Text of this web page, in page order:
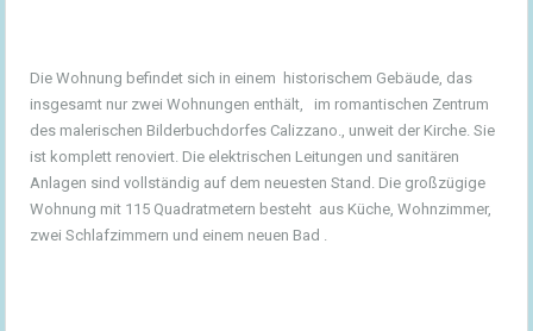
Die Wohnung befindet sich in einem historischem Gebäude, das
insgesamt nur zwei Wohnungen enthält, im romantischen Zentrum
des malerischen Bilderbuchdorfes Calizzano., unweit der Kirche. Sie
ist komplett renoviert. Die elektrischen Leitungen und sanitären
Anlagen sind vollständig auf dem neuesten Stand. Die großzügige
Wohnung mit 115 Quadratmetern besteht aus Küche, Wohnzimmer,
zwei Schlafzimmern und einem neuen Bad .